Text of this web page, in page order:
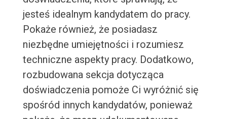
jesteś idealnym kandydatem do pracy.
Pokaże również, że posiadasz
niezbędne umiejętności i rozumiesz
techniczne aspekty pracy. Dodatkowo,
rozbudowana sekcja dotycząca
doświadczenia pomoże Ci wyróżnić się
spośród innych kandydatów, ponieważ